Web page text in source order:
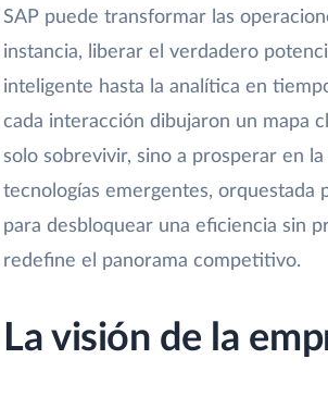
SAP puede transformar las
instancia, liberar el verdadero
inteligente hasta la analítica en
cada interacción dibujaron un mapa
solo sobrevivir, sino a prosperar en
tecnologías emergentes, orquestada
para desbloquear una eficiencia sin
redefine el panorama competitivo.
La visión de la